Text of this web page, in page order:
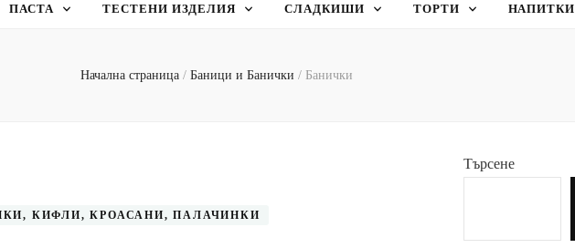
ПАСТА ТЕСТЕНИ ИЗДЕЛИЯ СЛАДКИШИ ТОРТИ НАПИТКИ
Начална страница / Баници и Банички / Банички
КИФЛИ, КРОАСАНИ, ПАЛАЧИНКИ
Търсене